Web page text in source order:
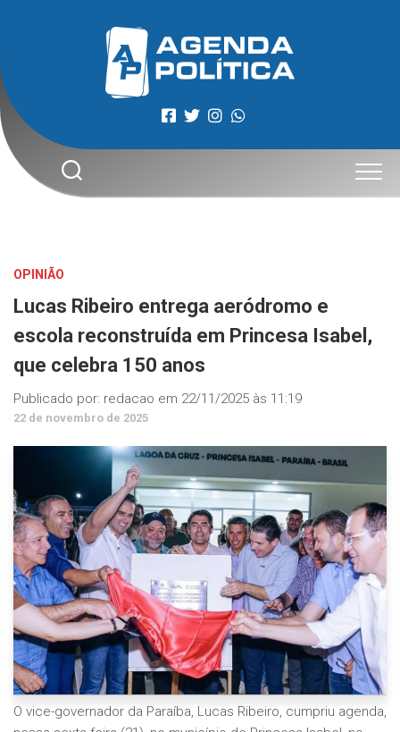
OPINIÃO
Lucas Ribeiro entrega aeródromo e
escola reconstruída em Princesa Isabel,
que celebra 150 anos
Publicado por: redacao em 22/11/2025 às 11:19
22 de novembro de 2025
O vice-governador da Paraíba, Lucas Ribeiro, cumpriu agenda,